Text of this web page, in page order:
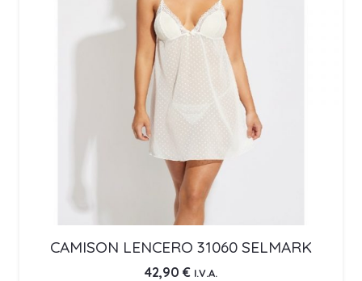
CAMISON LENCERO 31060 SELMARK
42,90 € I.V.A.